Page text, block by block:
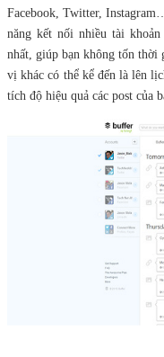
Facebook, Twitter,
năng kết nối nhiều tài
nhất, giúp bạn không tốn thời
vị khác có thể kể đến là lên
tích độ hiệu quả các post của